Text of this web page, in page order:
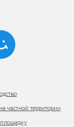
частной территории
площадку